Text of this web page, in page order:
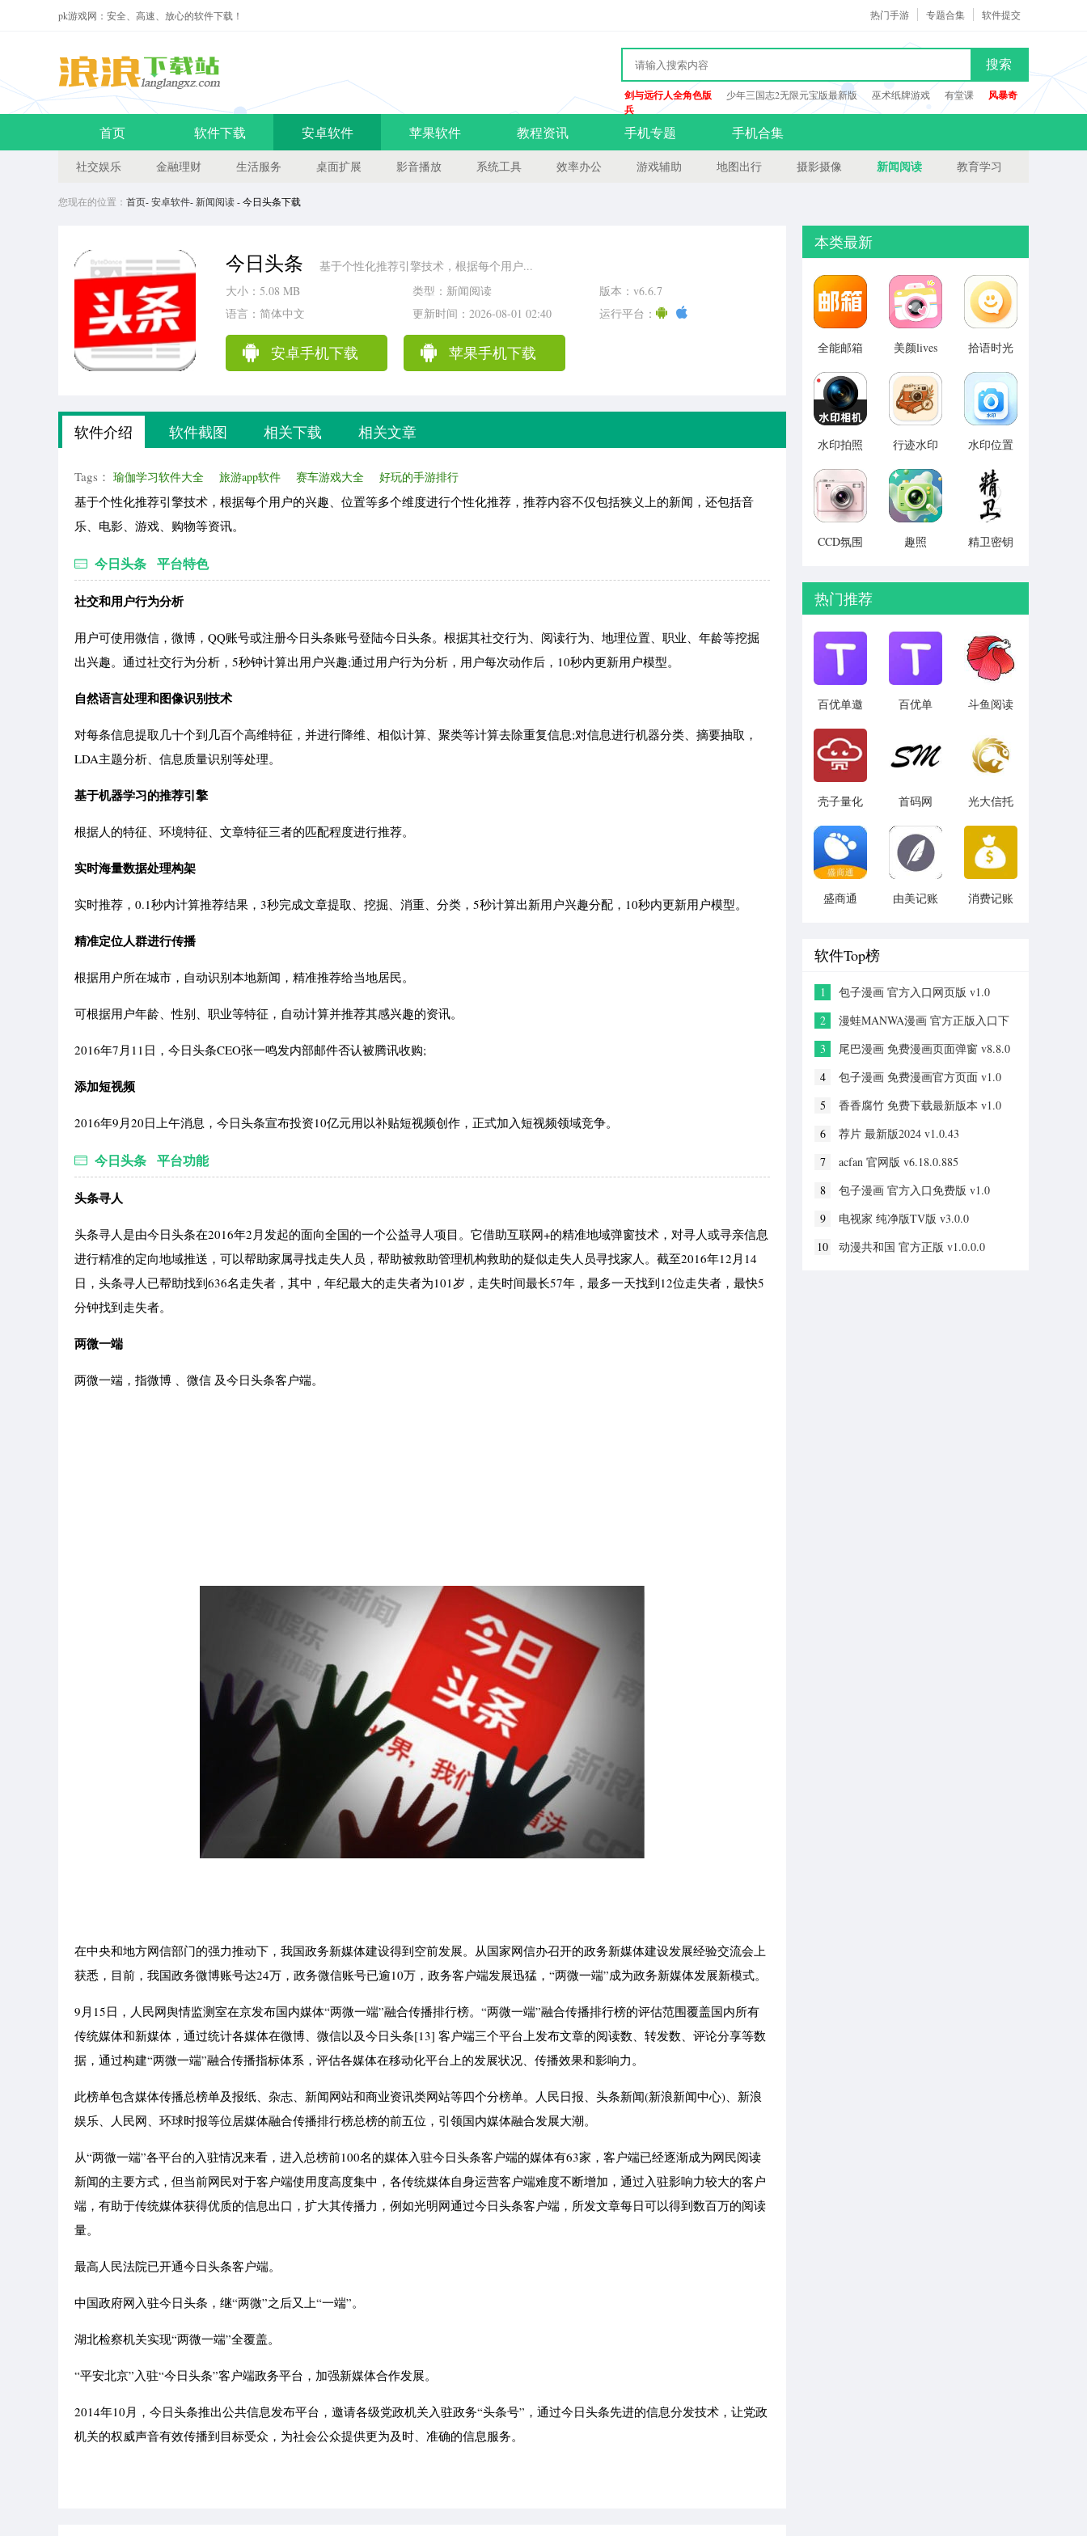
pk游戏网：安全、高速、放心的软件下载！ 软件提交
专题合集
热门手游
搜索
剑与远行人全角色版 少年三国志2无限元宝版最新版 巫术纸牌游戏 有堂课
风暴奇
兵
首页 软件下载 安卓软件 苹果软件 教程资讯 手机专题 手机合集
社交娱乐 金融理财 生活服务 桌面扩展 影音播放 系统工具 效率办公 游戏辅助 地图出行 摄影摄像 新闻阅读 教育学习
您现在的位置： 首页-安卓软件- 新闻阅读- 今日头条下载
今日头条
基于个性化推荐引擎技术，根据每个用户...
大小：5.08 MB
类型：新闻阅读
版本：v6.6.7
语言：简体中文
更新时间：2026-08-01 02:40 运行平台：
安卓手机下载 苹果手机下载
软件介绍 软件截图 相关下载 相关文章
Tags： 瑜伽学习软件大全 旅游app软件 赛车游戏大全 好玩的手游排行
基于个性化推荐引擎技术，根据每个用户的兴趣、位置等多个维度进行个性化推荐，推荐内容不仅包括狭义上的新闻，还包括音
乐、电影、游戏、购物等资讯。
今日头条 平台特色
社交和用户行为分析
用户可使用微信，微博，QQ账号或注册今日头条账号登陆今日头条。根据其社交行为、阅读行为、地理位置、职业、年龄等挖掘
出兴趣。通过社交行为分析，5秒钟计算出用户兴趣;通过用户行为分析，用户每次动作后，10秒内更新用户模型。
自然语言处理和图像识别技术
对每条信息提取几十个到几百个高维特征，并进行降维、相似计算、聚类等计算去除重复信息;对信息进行机器分类、摘要抽取，
LDA主题分析、信息质量识别等处理。
基于机器学习的推荐引擎
根据人的特征、环境特征、文章特征三者的匹配程度进行推荐。
实时海量数据处理构架
实时推荐，0.1秒内计算推荐结果，3秒完成文章提取、挖掘、消重、分类，5秒计算出新用户兴趣分配，10秒内更新用户模型。
精准定位人群进行传播
根据用户所在城市，自动识别本地新闻，精准推荐给当地居民。
可根据用户年龄、性别、职业等特征，自动计算并推荐其感兴趣的资讯。
2016年7月11日，今日头条CEO张一鸣发内部邮件否认被腾讯收购;
添加短视频
2016年9月20日上午消息，今日头条宣布投资10亿元用以补贴短视频创作，正式加入短视频领域竞争。
今日头条 平台功能
头条寻人
头条寻人是由今日头条在2016年2月发起的面向全国的一个公益寻人项目。它借助互联网+的精准地域弹窗技术，对寻人或寻亲信息
进行精准的定向地域推送，可以帮助家属寻找走失人员，帮助被救助管理机构救助的疑似走失人员寻找家人。截至2016年12月14
日，头条寻人已帮助找到636名走失者，其中，年纪最大的走失者为101岁，走失时间最长57年，最多一天找到12位走失者，最快5
分钟找到走失者。
两微一端
两微一端，指微博 、微信 及今日头条客户端。
在中央和地方网信部门的强力推动下，我国政务新媒体建设得到空前发展。从国家网信办召开的政务新媒体建设发展经验交流会上
获悉，目前，我国政务微博账号达24万，政务微信账号已逾10万，政务客户端发展迅猛，“两微一端”成为政务新媒体发展新模式。
9月15日，人民网舆情监测室在京发布国内媒体“两微一端”融合传播排行榜。“两微一端”融合传播排行榜的评估范围覆盖国内所有
传统媒体和新媒体，通过统计各媒体在微博、微信以及今日头条[13] 客户端三个平台上发布文章的阅读数、转发数、评论分享等数
据，通过构建“两微一端”融合传播指标体系，评估各媒体在移动化平台上的发展状况、传播效果和影响力。
此榜单包含媒体传播总榜单及报纸、杂志、新闻网站和商业资讯类网站等四个分榜单。人民日报、头条新闻(新浪新闻中心)、新浪
娱乐、人民网、环球时报等位居媒体融合传播排行榜总榜的前五位，引领国内媒体融合发展大潮。
从“两微一端”各平台的入驻情况来看，进入总榜前100名的媒体入驻今日头条客户端的媒体有63家，客户端已经逐渐成为网民阅读
新闻的主要方式，但当前网民对于客户端使用度高度集中，各传统媒体自身运营客户端难度不断增加，通过入驻影响力较大的客户
端，有助于传统媒体获得优质的信息出口，扩大其传播力，例如光明网通过今日头条客户端，所发文章每日可以得到数百万的阅读
量。
最高人民法院已开通今日头条客户端。
中国政府网入驻今日头条，继“两微”之后又上“一端”。
湖北检察机关实现“两微一端”全覆盖。
“平安北京”入驻“今日头条”客户端政务平台，加强新媒体合作发展。
2014年10月，今日头条推出公共信息发布平台，邀请各级党政机关入驻政务“头条号”，通过今日头条先进的信息分发技术，让党政
机关的权威声音有效传播到目标受众，为社会公众提供更为及时、准确的信息服务。
本类最新
全能邮箱
v1.0.1
美颜lives
拾语时光
水印拍照
免费
v1.1.6
行迹水印
v1.0.1
水印位置
CCD氛围
趣照
精卫密钥
热门推荐
百优单邀
v1.1.3
百优单
斗鱼阅读
壳子量化
首码网
光大信托
盛商通
由美记账
消费记账
软件Top榜
1
包子漫画 官方入口网页版 v1.0
2
漫蛙MANWA漫画 官方正版入口下
3
尾巴漫画 免费漫画页面弹窗 v8.8.0
4
包子漫画 免费漫画官方页面 v1.0
5
香香腐竹 免费下载最新版本 v1.0
6
荐片 最新版2024 v1.0.43
7
acfan 官网版 v6.18.0.885
8
包子漫画 官方入口免费版 v1.0
9
电视家 纯净版TV版 v3.0.0
10
动漫共和国 官方正版 v1.0.0.0